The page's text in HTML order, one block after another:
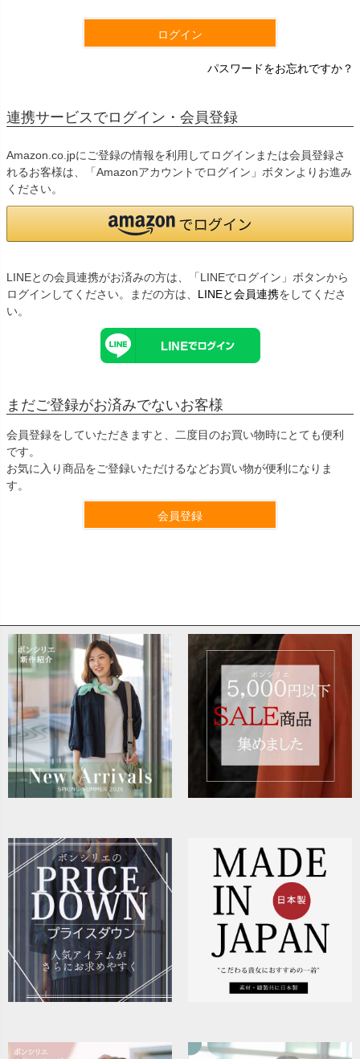
ログイン
パスワードをお忘れですか？
連携サービスでログイン・会員登録
Amazon.co.jpにご登録の情報を利用してログインまたは会員登録さ
れるお客様は、「Amazonアカウントでログイン」ボタンよりお進み
ください。
LINEとの会員連携がお済みの方は、「LINEでログイン」ボタンから
ログインしてください。まだの方は、 LINEと会員連携をしてくださ
い。
まだご登録がお済みでないお客様
会員登録をしていただきますと、二度目のお買い物時にとても便利
です。
お気に入り商品をご登録いただけるなどお買い物が便利になりま
す。
会員登録